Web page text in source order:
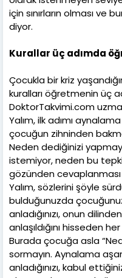
için sınırların olması ve
diyor.
Kurallar üç adımda
Çocukla bir kriz
kuralları öğretmenin üç
DoktorTakvimi.com
Yalım, ilk adımı
çocuğun zihninden
Neden dediğinizi
istemiyor, neden bu
gözünden
Yalım, sözlerini şöyle
bulduğunuzda
anladığınızı, onun
anlaşıldığını hisseden
Burada çocuğa asla
sormayın. Aynalama
anladığınızı, kabul